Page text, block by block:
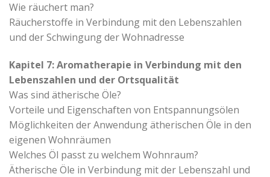
Wie räuchert man?
Räucherstoffe in Verbindung mit den Lebenszahlen
und der Schwingung der Wohnadresse
Kapitel 7: Aromatherapie in Verbindung mit den
Lebenszahlen und der Ortsqualität
Was sind ätherische Öle?
Vorteile und Eigenschaften von Entspannungsölen
Möglichkeiten der Anwendung ätherischen Öle in den
eigenen Wohnräumen
Welches Öl passt zu welchem Wohnraum?
Ätherische Öle in Verbindung mit der Lebenszahl und